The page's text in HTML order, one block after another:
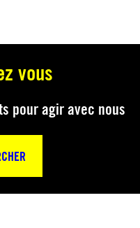
vous
pour agir avec nous